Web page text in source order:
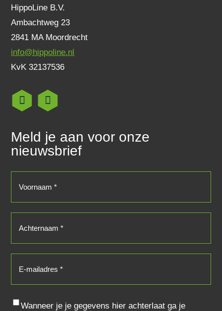
HippoLine B.V.
Ambachtweg 23
2841 MA Moordrecht
info@hippoline.nl
KvK 32137536
Meld je aan voor onze
nieuwsbrief
Consent
Wanneer je je gegevens hier achterlaat ga je